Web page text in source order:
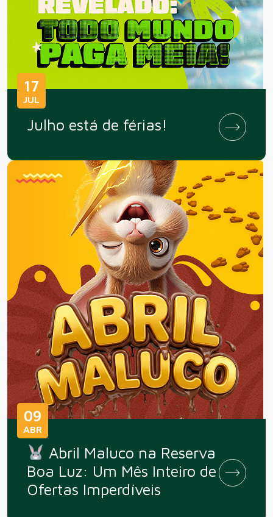
17
JUL
Julho está de férias!
09
ABR
Abril Maluco na Reserva
Boa Luz: Um Mês Inteiro de
Ofertas Imperdíveis